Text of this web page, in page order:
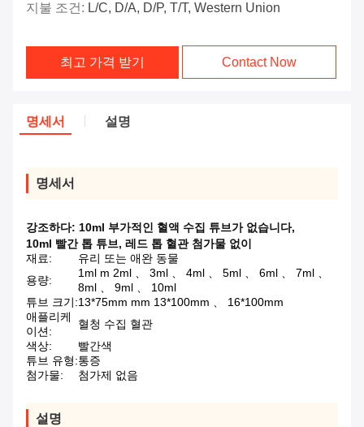
지불 조건: L/C, D/A, D/P, T/T, Western Union
최고 가격 받기 Contact Now
명세서 설명
명세서
강조하다: 10ml 부가적인 혈액 수집 튜브가 없습니다,
10ml 빨간 톱 튜브, 레드 톱 혈관 첨가물 없이
재료:
유리 또는 애완 동물
용량:
1ml m 2ml 、 3ml 、 4ml 、 5ml 、 6ml 、 7ml 、
8ml 、 9ml 、 10ml
튜브 크기:13*75mm mm 13*100mm 、 16*100mm
애플리케
이션:
혈청 수집 혈관
색상:
빨간색
튜브 유형:통증
첨가물:
첨가제 없음
설명